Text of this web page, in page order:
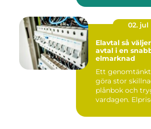
02. jul
Elavtal så väljer du rätt
avtal i en
elmarknad
Ett
göra stor
plånbok och
vardagen.